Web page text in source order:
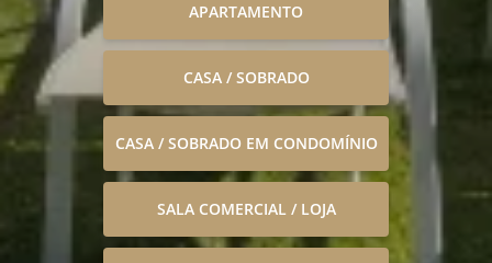
APARTAMENTO
CASA / SOBRADO
CASA / SOBRADO EM CONDOMÍNIO
SALA COMERCIAL / LOJA